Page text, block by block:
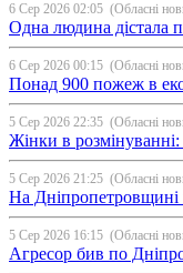
6 Сер 2026 02:05 (Обласні
Одна людина дістала
6 Сер 2026 00:15 (Обласні
Понад 900 пожеж в
5 Сер 2026 22:35 (Обласні
Жінки в
5 Сер 2026 21:25 (Обласні
На Дніпропетровщині
5 Сер 2026 16:15 (Обласні
Агресор бив по